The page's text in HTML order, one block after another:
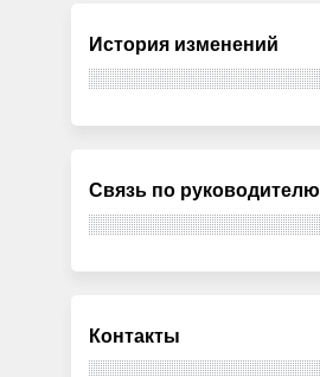
История изменений
Связь по руководителю
Контакты